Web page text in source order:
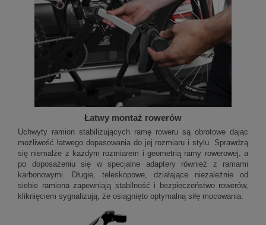
Łatwy montaż rowerów
Uchwyty ramion stabilizujących ramę roweru są obrotowe dając
możliwość łatwego dopasowania do jej rozmiaru i stylu. Sprawdzą
się niemalże z każdym rozmiarem i geometrią ramy rowerowej, a
po doposażeniu się w specjalne adaptery również z ramami
karbonowymi. Długie, teleskopowe, działające niezależnie od
siebie ramiona zapewniają stabilność i bezpieczeństwo rowerów,
kliknięciem sygnalizują, że osiągnięto optymalną siłę mocowania.